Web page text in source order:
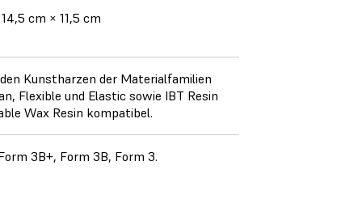
cm × 11,5 cm
Kunstharzen der Materialfamilien
Flexible und Elastic sowie IBT Resin
Wax Resin kompatibel.
3B+, Form 3B, Form 3.